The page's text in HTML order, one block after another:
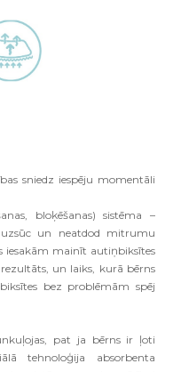
sniedz iespēju momentāli
bloķēšanas) sistēma –
uzsūc un neatdod mitrumu
iesakām mainīt autiņbiksītes
un laiks, kurā bērns
bez problēmām spēj
pat ja bērns ir ļoti
tehnoloģija absorbenta